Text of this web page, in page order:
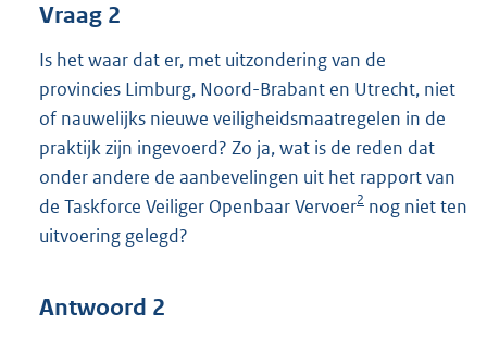
Vraag 2
Is het waar dat er, met uitzondering van de
provincies Limburg, Noord-Brabant en Utrecht, niet
of nauwelijks nieuwe veiligheidsmaatregelen in de
praktijk zijn ingevoerd? Zo ja, wat is de reden dat
onder andere de aanbevelingen uit het rapport van
de Taskforce Veiliger Openbaar Vervoer2 nog niet ten
uitvoering gelegd?
Antwoord 2